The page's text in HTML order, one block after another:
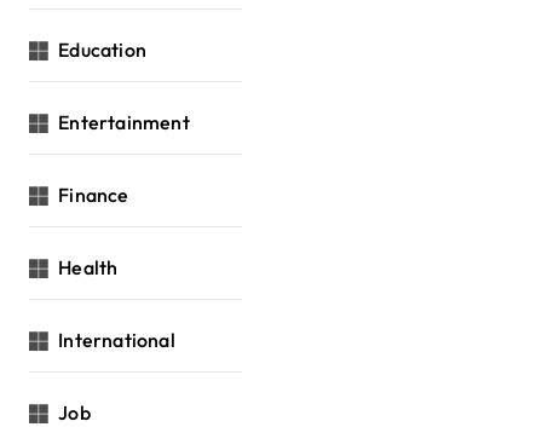
Education
Entertainment
Finance
Health
International
Job